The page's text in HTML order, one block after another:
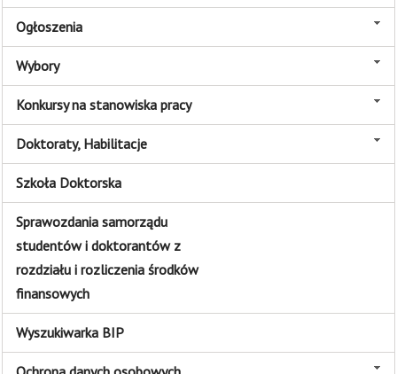
Ogłoszenia
Wybory
Konkursy na stanowiska pracy
Doktoraty, Habilitacje
Szkoła Doktorska
Sprawozdania samorządu
studentów i doktorantów z
rozdziału i rozliczenia środków
finansowych
Wyszukiwarka BIP